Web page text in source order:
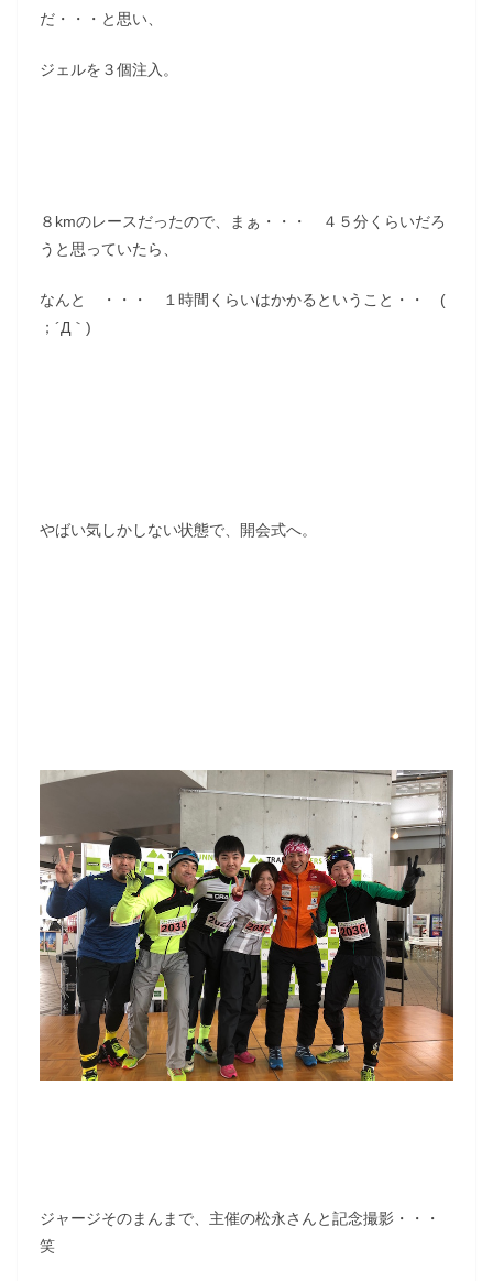
だ・・・と思い、
ジェルを３個注入。
８kmのレースだったので、まぁ・・・ ４５分くらいだろ
うと思っていたら、
なんと ・・・ １時間くらいはかかるということ・・ (
；´Д｀)
やばい気しかしない状態で、開会式へ。
ジャージそのまんまで、主催の松永さんと記念撮影・・・
笑